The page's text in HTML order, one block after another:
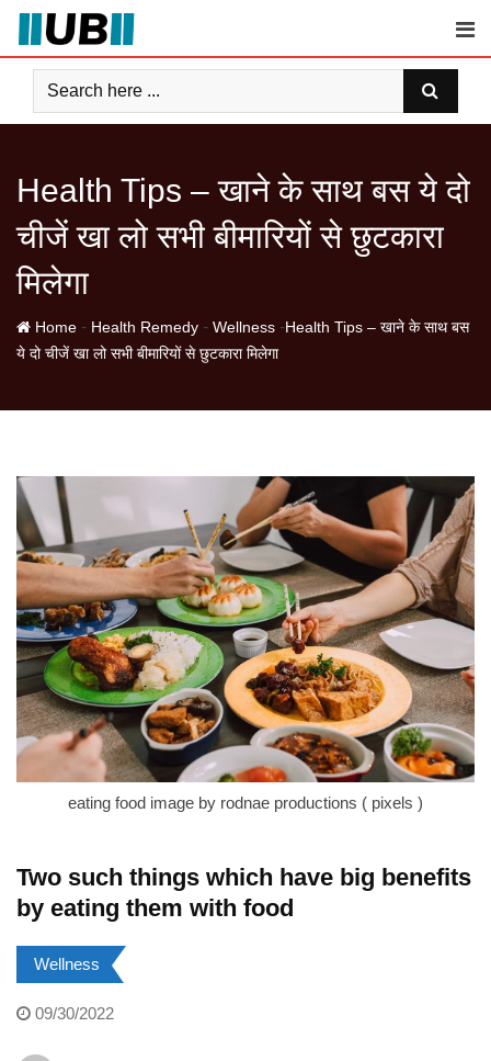
Skip
content
Health Tips – खाने के साथ बस ये दो
चीजें खा लो सभी बीमारियों से छुटकारा
मिलेगा
Home - Health Remedy - Wellness -Health Tips – खाने के साथ बस
ये दो चीजें खा लो सभी बीमारियों से छुटकारा मिलेगा
eating food image by rodnae productions ( pixels )
Two such things which have big benefits
by eating them with food
Wellness
09/30/2022